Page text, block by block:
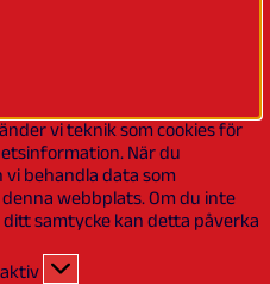
vi teknik som cookies för
När du
behandla data som
webbplats. Om du inte
samtycke kan detta påverka